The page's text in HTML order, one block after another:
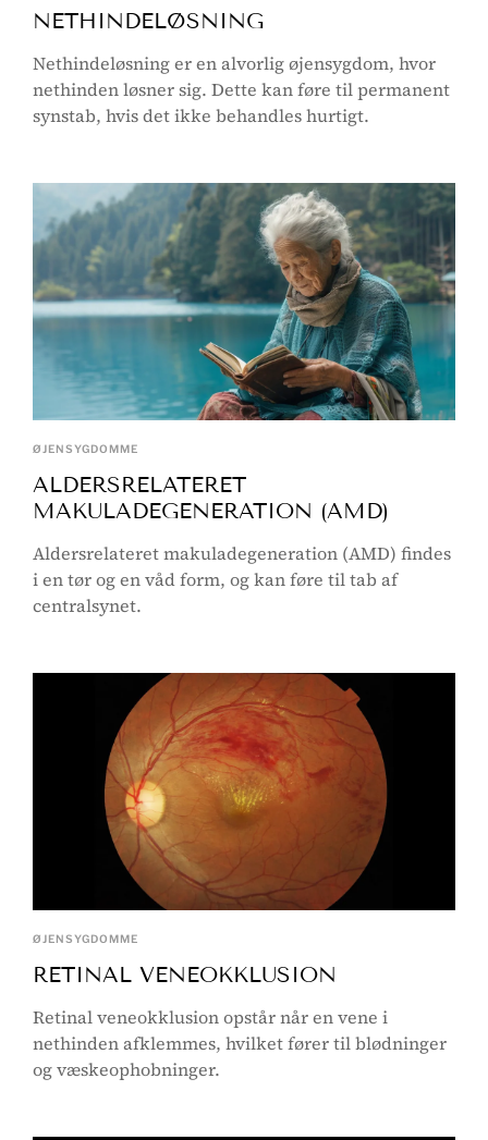
NETHINDELØSNING
Nethindeløsning er en alvorlig øjensygdom, hvor
nethinden løsner sig. Dette kan føre til permanent
synstab, hvis det ikke behandles hurtigt.
ØJENSYGDOMME
ALDERSRELATERET
MAKULADEGENERATION (AMD)
Aldersrelateret makuladegeneration (AMD) findes
i en tør og en våd form, og kan føre til tab af
centralsynet.
ØJENSYGDOMME
RETINAL VENEOKKLUSION
Retinal veneokklusion opstår når en vene i
nethinden afklemmes, hvilket fører til blødninger
og væskeophobninger.